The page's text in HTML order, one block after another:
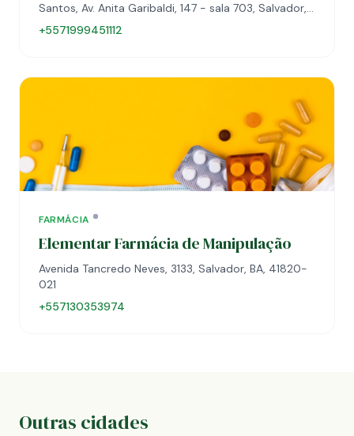
Santos, Av. Anita Garibaldi, 147 - sala 703, Salvador,
BA, 41940-455
+5571999451112
FARMÁCIA
Elementar Farmácia de Manipulação
Avenida Tancredo Neves, 3133, Salvador, BA, 41820-
021
+557130353974
Outras cidades